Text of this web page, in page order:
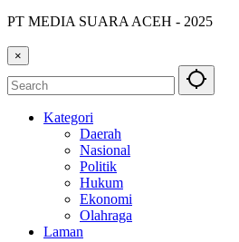
PT MEDIA SUARA ACEH - 2025
×
Kategori
Daerah
Nasional
Politik
Hukum
Ekonomi
Olahraga
Laman